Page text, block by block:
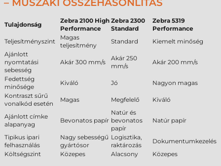
– MŰSZAKI ÖSSZEHASONLÍTÁS
Tulajdonság
Zebra 2100 High
Performance
Zebra 2300
Standard
Zebra 5319
Performance
Teljesítményszint
Magas
teljesítmény
Standard
Kiemelt minőség
Ajánlott
nyomtatási
sebesség
Akár 300 mm/s
Akár 250
mm/s
Akár 200 mm/s
Fedettség
minősége
Kiváló Jó
Nagyon magas
Kontraszt sűrű
vonalkód esetén
Magas Megfelelő Kiváló
Ajánlott címke
alapanyag
Bevonatos papír
Natúr és
bevonatos
papír
Natúr papír
Tipikus ipari
felhasználás
Nagy sebességű
gyártósor
Logisztika,
raktározás
Dokumentumkezelés
Költségszint
Közepes Alacsony Közepes